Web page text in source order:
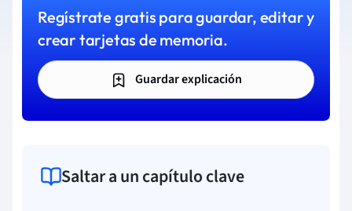
Regístrate gratis para guardar, editar y
crear tarjetas de memoria.
Guardar explicación
Saltar a un capítulo clave